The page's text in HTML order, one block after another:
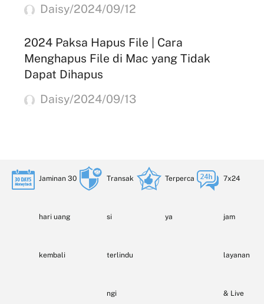
Daisy/2024/09/12
2024 Paksa Hapus File | Cara
Menghapus File di Mac yang Tidak
Dapat Dihapus
Daisy/2024/09/13
Jaminan 30
hari uang
kembali
Transak
si
terlindu
ngi
Terperca
ya
7x24
jam
layanan
& Live